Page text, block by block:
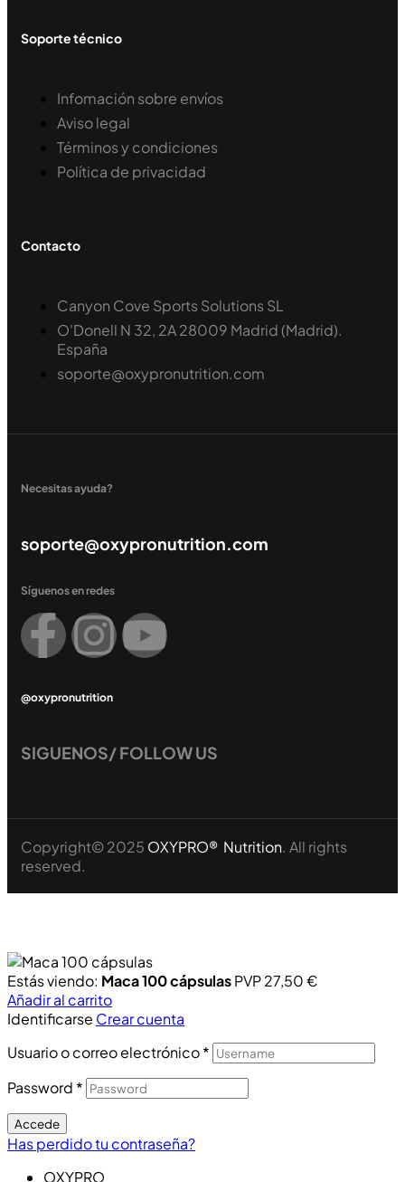
Soporte técnico
Infomación sobre envíos
Aviso legal
Términos y condiciones
Política de privacidad
Contacto
Canyon Cove Sports Solutions SL
O'Donell N 32, 2A 28009 Madrid (Madrid).
España
soporte@oxypronutrition.com
Necesitas ayuda?
soporte@oxypronutrition.com
Síguenos en redes
@oxypronutrition
SIGUENOS/ FOLLOW US
Copyright© 2025 OXYPRO® Nutrition. All rights
reserved.
Estás viendo: Maca 100 cápsulasPVP27,50€
Añadir al carrito
Identificarse Crear cuenta
Usuario o correo electrónico*
Password *
Accede
Has perdido tu contraseña?
OXYPRO